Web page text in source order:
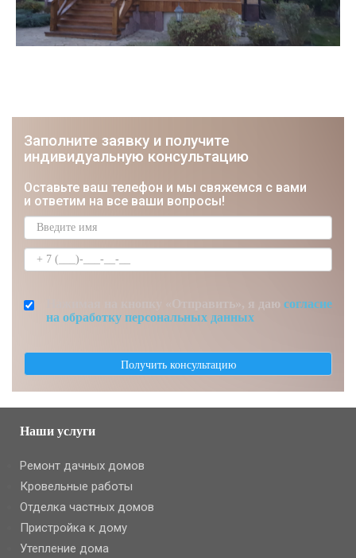
Строитель, Мастер отделочник
Заполните заявку и получите
индивидуальную консультацию
Оставьте ваш телефон и мы свяжемся с вами
и ответим на все ваши вопросы!
Нажимая на кнопку «Отправить», я даю согласие
на обработку персональных данных
Наши услуги
Ремонт дачных домов
Кровельные работы
Отделка частных домов
Пристройка к дому
Утепление дома